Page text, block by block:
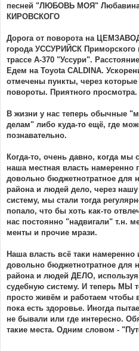
песней "ЛЮБОВЬ МОЯ"
КИРОВСКОГО
Дорога от поворота на
города УССУРИЙСК
трассе А-370 "Уссури".
Едем на Toyota CALDINA.
отмечены пункты, через
повороты. Приятного просмотра.
В жизни у нас теперь обычные
делам" либо куда-то ещё, где
познавательно.
Когда-то, очень давно, когда мы
наша местная власть намеренно
довольно бюджетнотратное для
района и людей дело, через
систему, мы стали тогда
попало, что бы хоть как-то
нас постоянно "надвигали" т.н.
менты и прочие мрази.
Наша власть всё таки
довольно бюджетнотратное для
района и людей ДЕЛО,
судебную систему. И теперь МЫ
просто живём и работаем
пока есть здоровье. Иногда
не бывали или где интересно.
такие места. Одним словом -